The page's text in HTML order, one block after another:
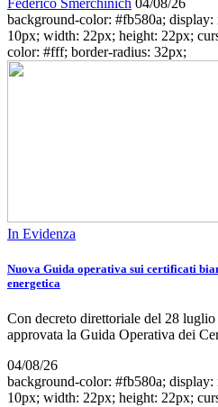
background-color: #fb580a;
10px; width: 22px; height: 22px;
color: #fff; border-radius: 32px;
In Evidenza
Nuova Guida operativa sui certificati
energetica
Con decreto direttoriale del 28
approvata la Guida Operativa dei
04/08/26
background-color: #fb580a;
10px; width: 22px; height: 22px;